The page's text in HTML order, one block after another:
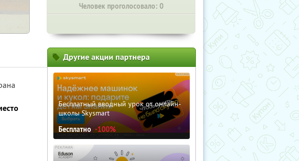
Человек проголосовало: 0
Другие акции партнера
Бесплатный вводный урок от онлайн-
школы Skysmart
Бесплатно -100%